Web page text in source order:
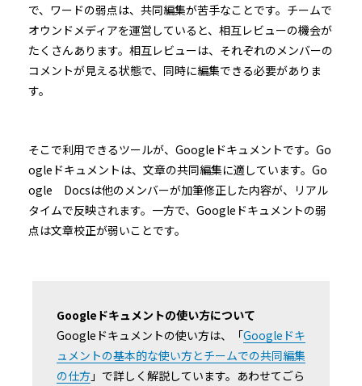
で、ワードの弱点は、共同編集が苦手なことです。チームで
オウンドメディアを運営していると、相互レビューの機会が
たくさんあります。相互レビューは、それぞれのメンバーの
コメントが見える状態で、同時に編集できる必要がありま
す。
そこで利用できるツールが、Googleドキュメントです。Go
ogleドキュメントは、文章の共同編集に適しています。Go
ogle Docsは他のメンバーが加筆修正した内容が、リアル
タイムで反映されます。一方で、Googleドキュメントの弱
点は文章校正が弱いことです。
Googleドキュメントの使い方について
Googleドキュメントの使い方は、「Googleドキ
ュメントの基本的な使い方とチームでの共同編集
の仕方 」で詳しく解説しています。あわせてごら